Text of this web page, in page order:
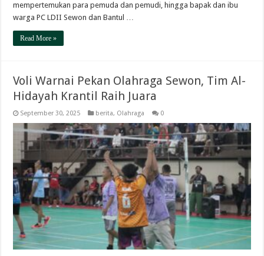
mempertemukan para pemuda dan pemudi, hingga bapak dan ibu
warga PC LDII Sewon dan Bantul …
Read More »
Voli Warnai Pekan Olahraga Sewon, Tim Al-
Hidayah Krantil Raih Juara
September 30, 2025 berita, Olahraga 0